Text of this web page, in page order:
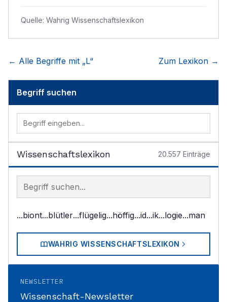
Quelle: Wahrig Wissenschaftslexikon
← Alle Begriffe mit „L“ Zum Lexikon →
Begriff suchen
Wissenschaftslexikon 20.557 Einträge
Begriff im Lexikon suchen
...biont...blütler...flügelig...höffig...id...ik...logie...man
WAHRIG WISSENSCHAFTSLEXIKON
NEWSLETTER
Wissenschaft-Newsletter